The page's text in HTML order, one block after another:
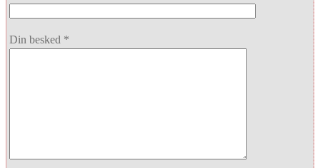
Din besked *